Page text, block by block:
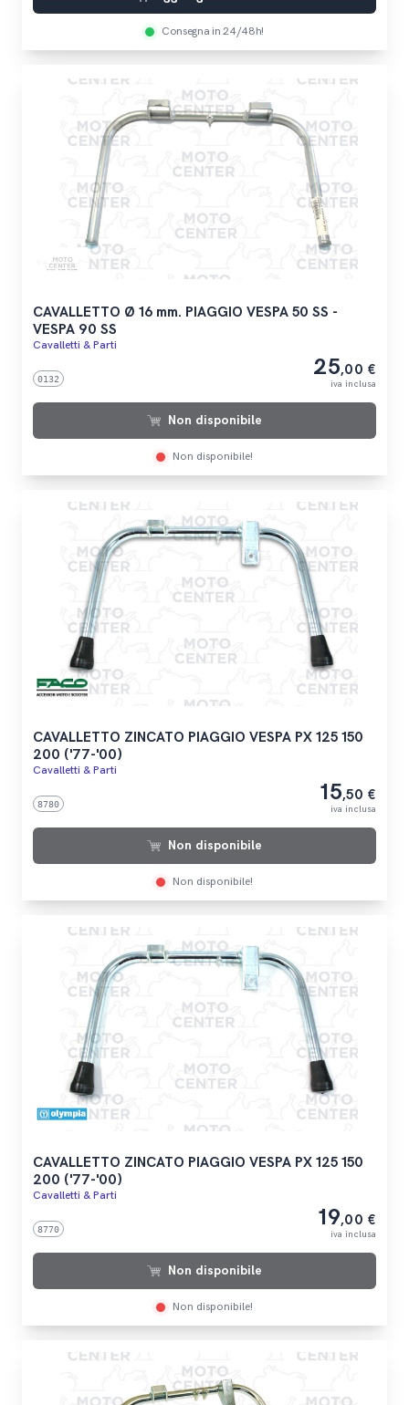
Consegna in 24/48h!
CAVALLETTO Ø 16 mm. PIAGGIO VESPA 50 SS -
VESPA 90 SS
Cavalletti & Parti
0132 25,00 €
iva inclusa
Non disponibile
Non disponibile!
CAVALLETTO ZINCATO PIAGGIO VESPA PX 125 150
200 ('77-'00)
Cavalletti & Parti
8780 15,50 €
iva inclusa
Non disponibile
Non disponibile!
CAVALLETTO ZINCATO PIAGGIO VESPA PX 125 150
200 ('77-'00)
Cavalletti & Parti
8770 19,00 €
iva inclusa
Non disponibile
Non disponibile!